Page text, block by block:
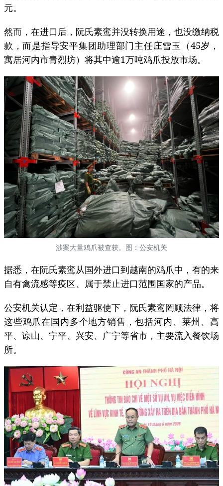
元。
然而，在进口后，阮氏素鸾并没转换用途，也没缴纳税
款，而是指导安平集团助理部门主任庄雪玉（45岁，
寓居河内市青烈坊）将其中逾1万吨鸡爪投放市场。
涉案大量鸡爪被查获。图：公安机关
据悉，在阮氏素鸾从国外进口到越南的鸡爪中，有的来
自有禽流感等疫区、属于禁止进口范围国家的产品。
公安机关认定，在利益驱使下，阮氏素鸾罔顾法律，将
这些鸡爪在国内多个地方销售，包括河内、莱州、高
平、谅山、宁平、兴安、广宁等省市，主要流入餐饮场
所。